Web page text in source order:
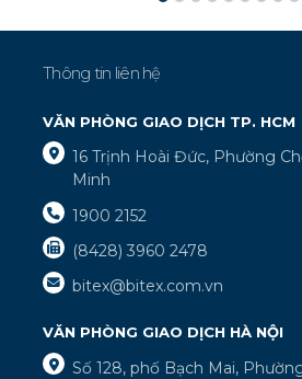
Thông tin liên hệ
VĂN PHÒNG GIAO DỊCH TP. HCM
16 Trịnh Hoài Đức, Phường
Minh
1900 2152
(8428) 3960 2478
bitex@bitex.com.vn
VĂN PHÒNG GIAO DỊCH HÀ NỘI
Số 128, phố Bạch Mai,